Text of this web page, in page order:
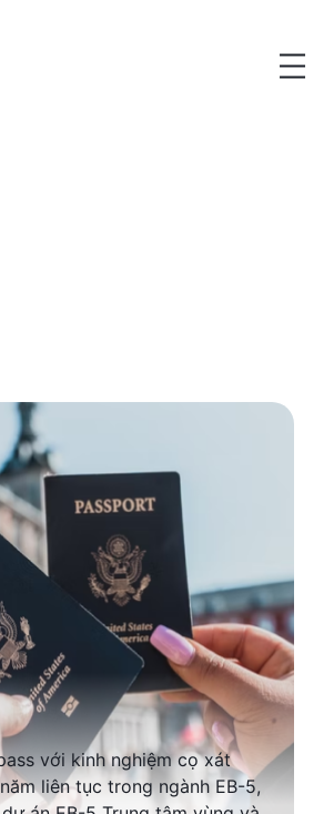
với kinh nghiệm cọ xát
liên tục trong ngành EB-5,